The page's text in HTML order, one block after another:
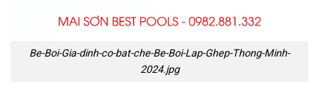
Be-Boi-Gia-dinh-co-bat-che-Be-Boi-Lap-Ghep-Thong-Minh-
2024.jpg